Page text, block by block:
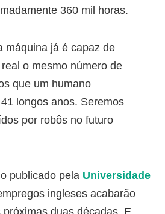
360 mil horas.
máquina já é capaz de
o mesmo número de
que um humano
longos anos. Seremos
por robôs no futuro
publicado pela Universidade
ingleses acabarão
duas décadas. E